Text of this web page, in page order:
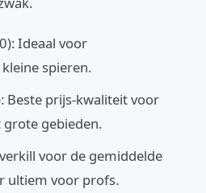
Ideaal voor
spieren.
Beste prijs-kwaliteit voor
gebieden.
voor de gemiddelde
ultiem voor profs.